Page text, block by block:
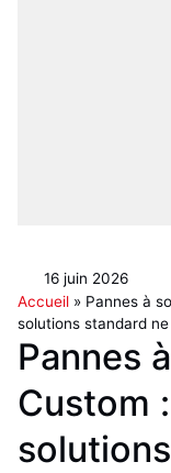
16 juin 2026
Accueil » Pannes à
solutions standard
Pannes
Custom